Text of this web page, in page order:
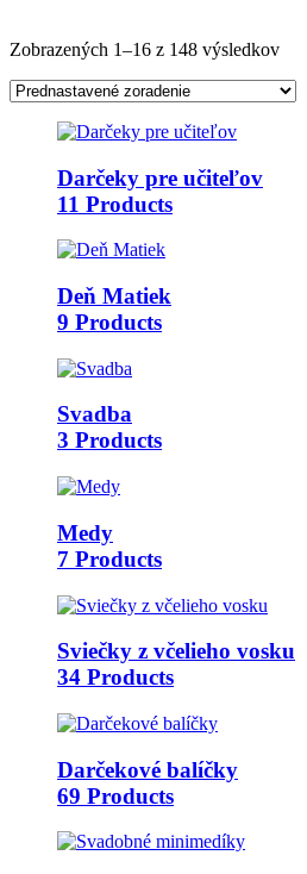
Zobrazených 1–16 z 148 výsledkov
Darčeky pre učiteľov
11 Products
Deň Matiek
9 Products
Svadba
3 Products
Medy
7 Products
Sviečky z včelieho vosku
34 Products
Darčekové balíčky
69 Products